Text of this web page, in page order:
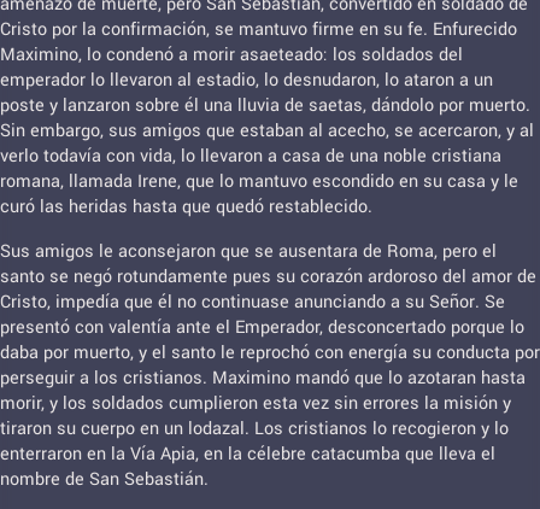
Cristo por la confirmación, se mantuvo firme en su fe. Enfurecido
Maximino, lo condenó a morir asaeteado: los soldados del
emperador lo llevaron al estadio, lo desnudaron, lo ataron a un
poste y lanzaron sobre él una lluvia de saetas, dándolo por muerto.
Sin embargo, sus amigos que estaban al acecho, se acercaron, y al
verlo todavía con vida, lo llevaron a casa de una noble cristiana
romana, llamada Irene, que lo mantuvo escondido en su casa y le
curó las heridas hasta que quedó restablecido.
Sus amigos le aconsejaron que se ausentara de Roma, pero el
santo se negó rotundamente pues su corazón ardoroso del amor de
Cristo, impedía que él no continuase anunciando a su Señor. Se
presentó con valentía ante el Emperador, desconcertado porque lo
daba por muerto, y el santo le reprochó con energía su conducta por
perseguir a los cristianos. Maximino mandó que lo azotaran hasta
morir, y los soldados cumplieron esta vez sin errores la misión y
tiraron su cuerpo en un lodazal. Los cristianos lo recogieron y lo
enterraron en la Vía Apia, en la célebre catacumba que lleva el
nombre de San Sebastián.